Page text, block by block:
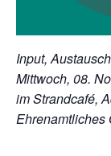
Input,
Mittwoch, 08.
im Strandcafé,
Ehrenamtliches